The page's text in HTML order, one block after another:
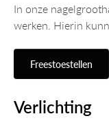
In onze
werken. Hierin
Freestoestellen
Verlichting